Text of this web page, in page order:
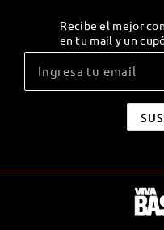
Recibe el mejor
en tu mail y un